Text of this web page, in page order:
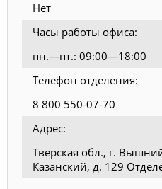
Нет
Часы работы офиса:
пн.—пт.: 09:00—18:00
Телефон отделения:
8 800 550-07-70
Адрес:
Тверская обл., г.
Казанский, д. 129